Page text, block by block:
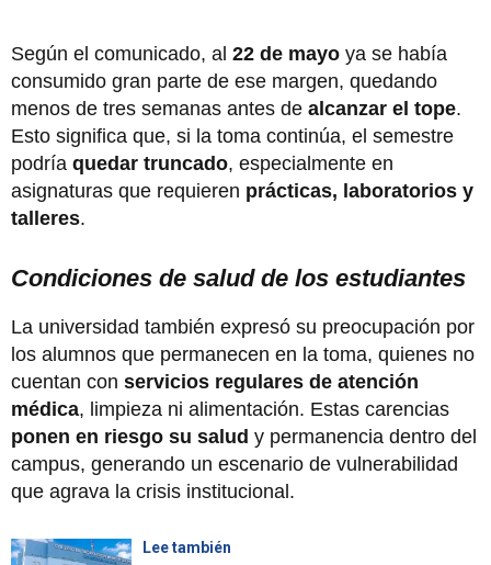
Según el comunicado, al 22 de mayo ya se había
consumido gran parte de ese margen, quedando
menos de tres semanas antes de alcanzar el tope.
Esto significa que, si la toma continúa, el semestre
podría quedar truncado, especialmente en
asignaturas que requieren prácticas, laboratorios y
talleres.
Condiciones de salud de los estudiantes
La universidad también expresó su preocupación por
los alumnos que permanecen en la toma, quienes no
cuentan con servicios regulares de atención
médica, limpieza ni alimentación. Estas carencias
ponen en riesgo su salud y permanencia dentro del
campus, generando un escenario de vulnerabilidad
que agrava la crisis institucional.
Lee también